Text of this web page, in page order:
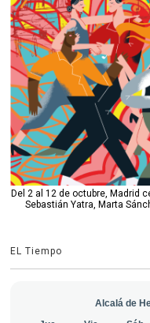
Del 2 al 12 de octubre, Madrid
Sebastián Yatra, Marta
EL Tiempo